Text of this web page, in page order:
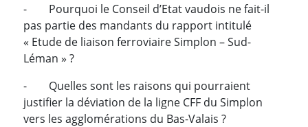
-
Pourquoi le Conseil d’Etat vaudois ne fait-il
pas partie des mandants du rapport intitulé
« Etude de liaison ferroviaire Simplon – Sud-
Léman » ?
-
Quelles sont les raisons qui pourraient
justifier la déviation de la ligne CFF du Simplon
vers les agglomérations du Bas-Valais ?